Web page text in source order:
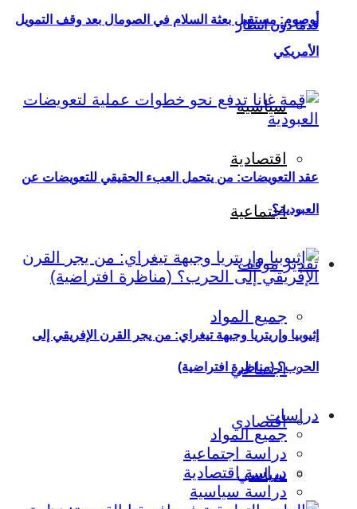
قدمًا دون انتظار
سياسية
اقتصادية
اجتماعية
تقدير موقف
جميع المواد
اجتماعي
اقتصادي
سياسي
أوصوم: مستقبل بعثة السلام في الصومال بعد وقف التمويل
الأمريكي
عقد التعويضات: من يتحمل العبء الحقيقي للتعويضات عن
العبودية؟
إثيوبيا وإريتريا وجبهة تيغراي: من يجر القرن الإفريقي إلى
الحرب؟ (مناظرة افتراضية)
دراسات
جميع المواد
دراسة اجتماعية
دراسة اقتصادية
دراسة سياسية